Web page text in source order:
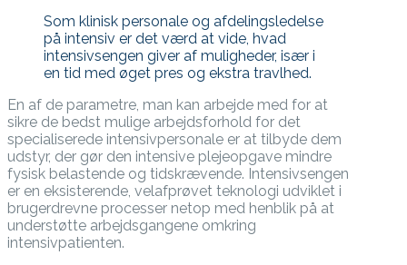
Som klinisk personale og afdelingsledelse
på intensiv er det værd at vide, hvad
intensivsengen giver af muligheder, især i
en tid med øget pres og ekstra travlhed.
En af de parametre, man kan arbejde med for at
sikre de bedst mulige arbejdsforhold for det
specialiserede intensivpersonale er at tilbyde dem
udstyr, der gør den intensive plejeopgave mindre
fysisk belastende og tidskrævende. Intensivsengen
er en eksisterende, velafprøvet teknologi udviklet i
brugerdrevne processer netop med henblik på at
understøtte arbejdsgangene omkring
intensivpatienten.